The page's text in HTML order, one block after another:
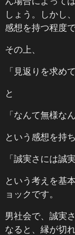
しょう。しかし
感想を持つ程度
その上、
「見返りを求め
と
「なんて無様な
という感想を持ち
「誠実さには誠
という考えを基
ョックです。
男社会で、誠実
なると、縁が切